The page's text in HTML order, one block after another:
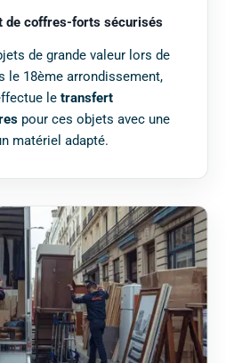
de coffres-forts sécurisés
de grande valeur lors de
le 18ème arrondissement,
le transfert
pour ces objets avec une
matériel adapté.